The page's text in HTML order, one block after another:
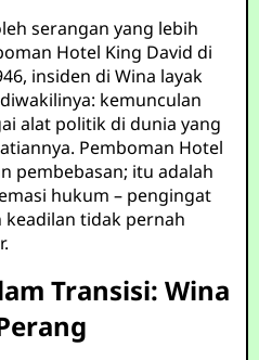
serangan yang lebih
Hotel King David di
insiden di Wina layak
kemunculan
alat politik di dunia yang
Pemboman Hotel
pembebasan; itu adalah
hukum – pengingat
tidak pernah
Transisi: Wina